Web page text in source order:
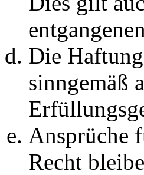
Die
sinngemäß
Ansprüche
Recht